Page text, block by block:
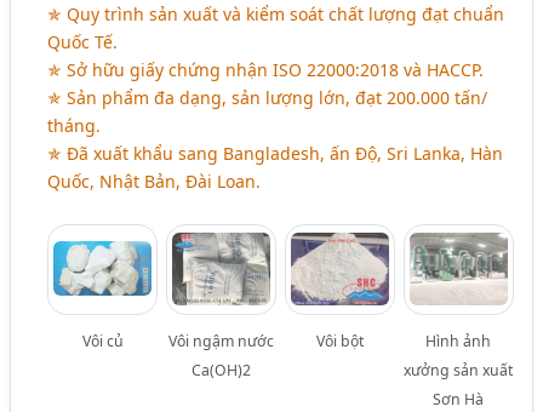
✯ Quy trình sản xuất và kiểm soát chất lượng đạt chuẩn
Quốc Tế.
✯ Sở hữu giấy chứng nhận ISO 22000:2018 và HACCP.
✯ Sản phẩm đa dạng, sản lượng lớn, đạt 200.000 tấn/
tháng.
✯ Đã xuất khẩu sang Bangladesh, ấn Độ, Sri Lanka, Hàn
Quốc, Nhật Bản, Đài Loan.
Vôi củ
Vôi ngậm nước
Ca(OH)2
Vôi bột
Hình ảnh
xưởng sản xuất
Sơn Hà